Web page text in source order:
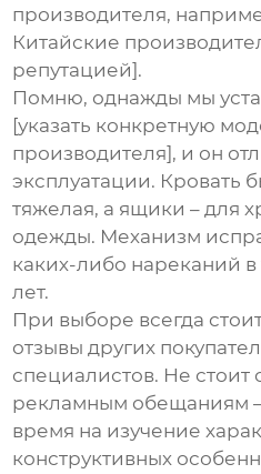
производителя,
Китайские
репутацией].
Помню, однажды мы
[указать конкретную
производителя], и он
эксплуатации. Кровать
тяжелая, а ящики – для
одежды. Механизм
каких-либо нареканий
лет.
При выборе всегда
отзывы других
специалистов. Не стоит
рекламным обещаниям
время на изучение
конструктивных